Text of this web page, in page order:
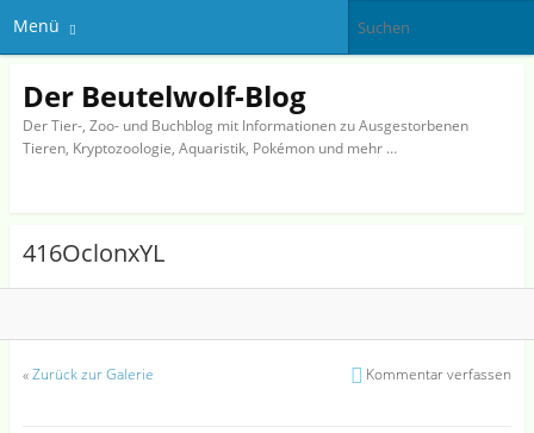
Menü
Der Beutelwolf-Blog
Der Tier-, Zoo- und Buchblog mit Informationen zu Ausgestorbenen
Tieren, Kryptozoologie, Aquaristik, Pokémon und mehr …
416OclonxYL
«Zurück zur Galerie Kommentar verfassen